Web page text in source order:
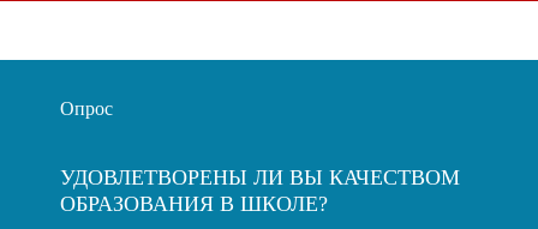
Опрос
УДОВЛЕТВОРЕНЫ ЛИ ВЫ КАЧЕСТВОМ
ОБРАЗОВАНИЯ В ШКОЛЕ?